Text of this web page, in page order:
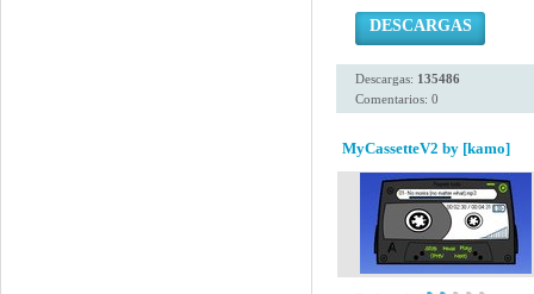
DESCARGAS
Descargas: 135486
Comentarios: 0
MyCassetteV2 by [kamo]